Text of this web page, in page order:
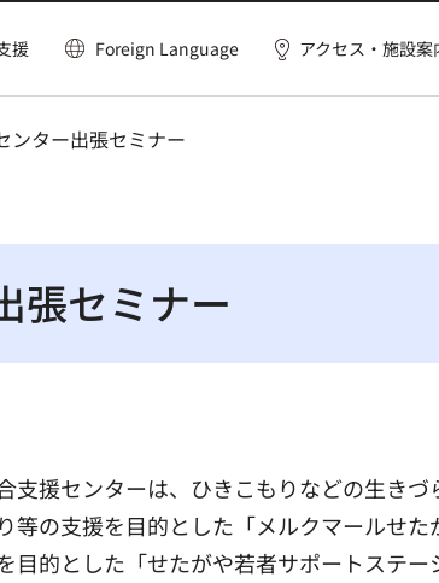
援 Foreign Language アクセス・施設案
ンター出張セミナー
張セミナー
支援センターは、ひきこもりなどの生き
等の支援を目的とした「メルクマールせ
目的とした「せたがや若者サポートステー